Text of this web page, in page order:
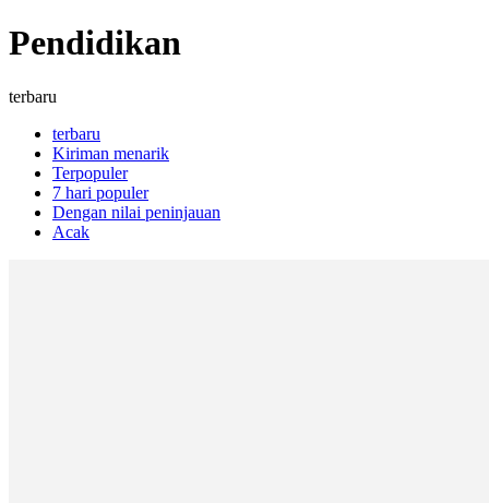
Pendidikan
terbaru
terbaru
Kiriman menarik
Terpopuler
7 hari populer
Dengan nilai peninjauan
Acak